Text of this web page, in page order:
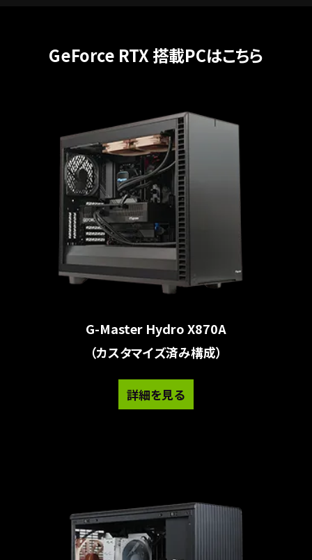
GeForce RTX 搭載PCはこちら
G-Master Hydro X870A
（カスタマイズ済み構成）
詳細を見る